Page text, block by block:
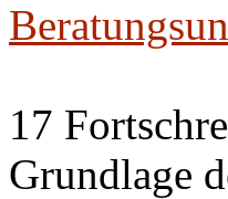
17
Grundlage